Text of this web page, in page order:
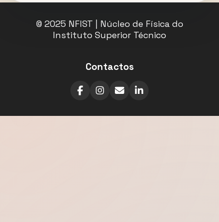
© 2025 NFIST | Núcleo de Física do
Instituto Superior Técnico
Contactos